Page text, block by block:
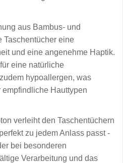
aus Bambus- und
Taschentücher eine
und eine angenehme Haptik.
eine natürliche
hypoallergen, was
empfindliche Hauttypen
verleiht den Taschentüchern
zu jedem Anlass passt -
bei besonderen
Verarbeitung und das